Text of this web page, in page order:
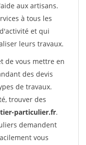
aux artisans.
à tous les
et qui
leurs travaux.
de vous mettre en
des devis
de travaux.
trouver des
particulier.fr.
demandent
vous